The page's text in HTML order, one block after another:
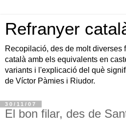
Refranyer
Recopilació, des de molt diverses
català amb els equivalents en
variants i l'explicació del què
de Víctor Pàmies i Riudor.
30/11/07
El bon filar, des de